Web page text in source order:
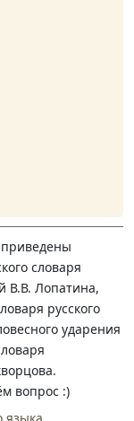
словаря
В.В. Лопатина,
русского
ударения
вопрос :)